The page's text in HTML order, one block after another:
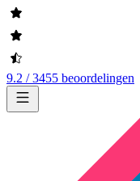
9.2 / 3455 beoordelingen